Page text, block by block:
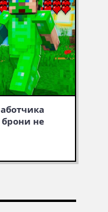
не
—